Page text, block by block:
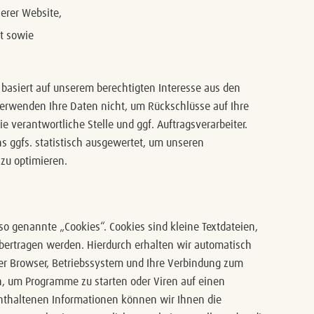
Website,
sowie
auf unserem berechtigten Interesse aus den
Ihre Daten nicht, um Rückschlüsse auf Ihre
verantwortliche Stelle und ggf. Auftragsverarbeiter.
ggfs. statistisch ausgewertet, um unseren
optimieren.
genannte „Cookies“. Cookies sind kleine Textdateien,
werden. Hierdurch erhalten wir automatisch
Browser, Betriebssystem und Ihre Verbindung zum
Programme zu starten oder Viren auf einen
Informationen können wir Ihnen die